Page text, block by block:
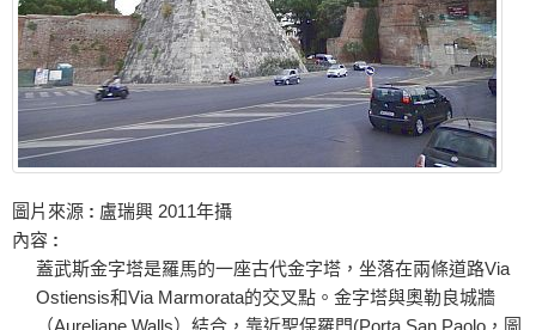
圖片來源 : 盧瑞興 2011年攝
內容 :
蓋武斯金字塔是羅馬的一座古代金字塔，坐落在兩條道路Via
Ostiensis和Via Marmorata的交叉點。金字塔與奧勒良城牆